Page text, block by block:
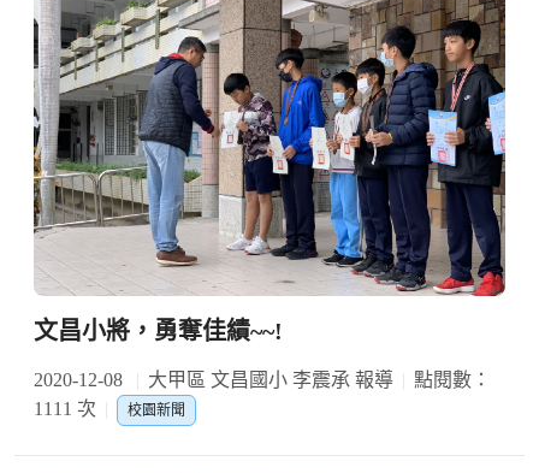
文昌小將，勇奪佳績~~!
2020-12-08 大甲區 文昌國小 李震承 報導
點閱數：
1111 次
校園新聞